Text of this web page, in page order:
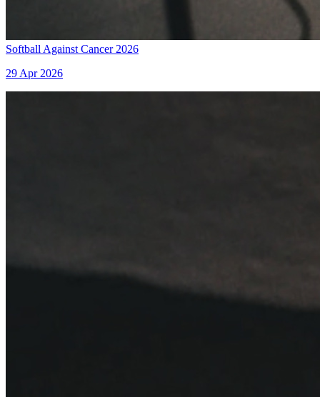
Softball Against Cancer 2026
29 Apr 2026